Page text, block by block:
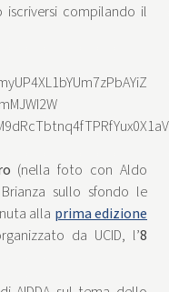
iscriversi compilando il
(nella foto con Aldo
sullo sfondo le
alla prima edizione
da UCID, l’8